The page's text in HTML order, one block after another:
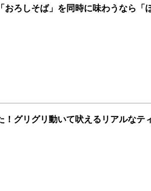
ろしそば」を同時に味わうなら「
グリグリ動いて吠えるリアルなテ